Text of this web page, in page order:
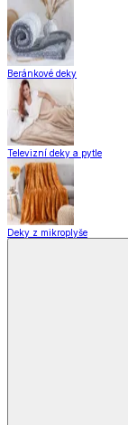
Beránkové deky
Televizní deky a pytle
Deky z mikroplyše